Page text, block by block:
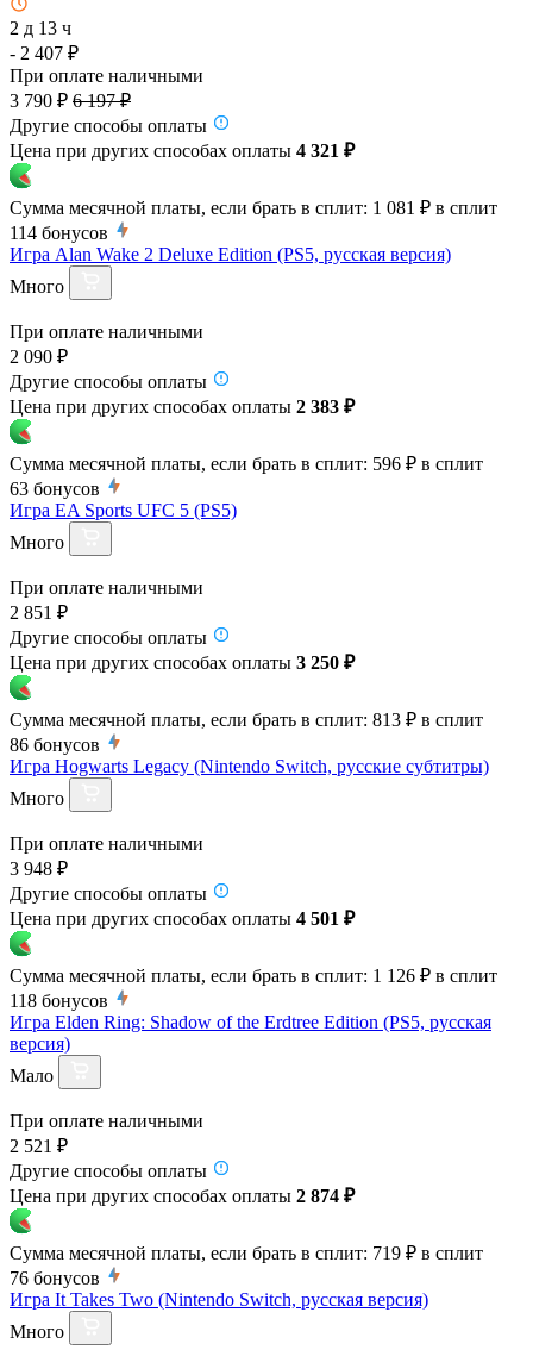
2 д 13 ч
- 2 407 ₽
При оплате наличными
3 790 ₽ 6 197 ₽
Другие способы оплаты
Цена при других способах оплаты 4 321 ₽
Сумма месячной платы, если брать в сплит: 1 081 ₽ в сплит
114 бонусов
Игра Alan Wake 2 Deluxe Edition (PS5, русская версия)
Много
При оплате наличными
2 090 ₽
Другие способы оплаты
Цена при других способах оплаты 2 383 ₽
Сумма месячной платы, если брать в сплит: 596 ₽ в сплит
63 бонусов
Игра EA Sports UFC 5 (PS5)
Много
При оплате наличными
2 851 ₽
Другие способы оплаты
Цена при других способах оплаты 3 250 ₽
Сумма месячной платы, если брать в сплит: 813 ₽ в сплит
86 бонусов
Игра Hogwarts Legacy (Nintendo Switch, русские субтитры)
Много
При оплате наличными
3 948 ₽
Другие способы оплаты
Цена при других способах оплаты 4 501 ₽
Сумма месячной платы, если брать в сплит: 1 126 ₽ в сплит
118 бонусов
Игра Elden Ring: Shadow of the Erdtree Edition (PS5, русская
версия)
Мало
При оплате наличными
2 521 ₽
Другие способы оплаты
Цена при других способах оплаты 2 874 ₽
Сумма месячной платы, если брать в сплит: 719 ₽ в сплит
76 бонусов
Игра It Takes Two (Nintendo Switch, русская версия)
Много